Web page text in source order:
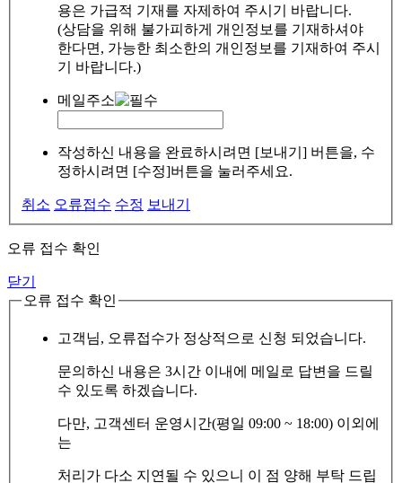
용은 가급적 기재를 자제하여 주시기 바랍니다.
(상담을 위해 불가피하게 개인정보를 기재하셔야
한다면, 가능한 최소한의 개인정보를 기재하여 주시
기 바랍니다.)
메일주소
작성하신 내용을 완료하시려면 [보내기] 버튼을, 수
정하시려면 [수정]버튼을 눌러주세요.
취소 오류접수 수정 보내기
오류 접수 확인
닫기
오류 접수 확인
고객님, 오류접수가 정상적으로 신청 되었습니다.
문의하신 내용은 3시간 이내에 메일로 답변을 드릴
수 있도록 하겠습니다.
다만, 고객센터 운영시간(평일 09:00 ~ 18:00) 이외에
는
처리가 다소 지연될 수 있으니 이 점 양해 부탁 드립